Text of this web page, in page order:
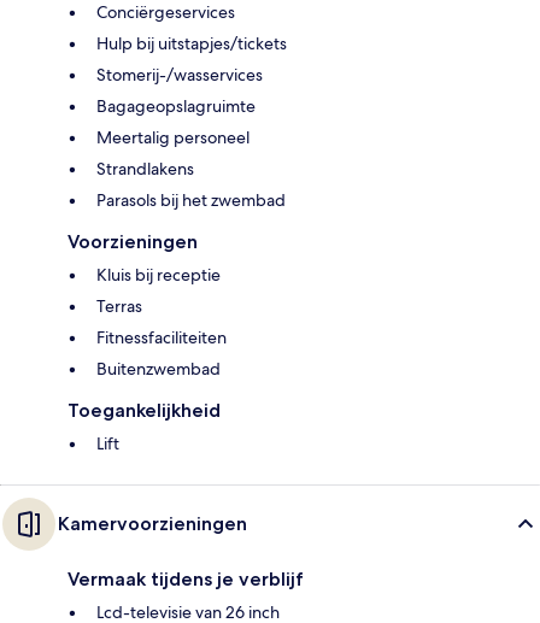
Conciërgeservices
Hulp bij uitstapjes/tickets
Stomerij-/wasservices
Bagageopslagruimte
Meertalig personeel
Strandlakens
Parasols bij het zwembad
Voorzieningen
Kluis bij receptie
Terras
Fitnessfaciliteiten
Buitenzwembad
Toegankelijkheid
Lift
Kamervoorzieningen
Vermaak tijdens je verblijf
Lcd-televisie van 26 inch